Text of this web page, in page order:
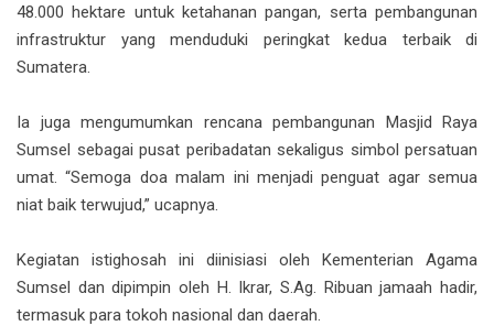
48.000 hektare untuk ketahanan pangan, serta pembangunan
infrastruktur yang menduduki peringkat kedua terbaik di
Sumatera.
Ia juga mengumumkan rencana pembangunan Masjid Raya
Sumsel sebagai pusat peribadatan sekaligus simbol persatuan
umat. “Semoga doa malam ini menjadi penguat agar semua
niat baik terwujud,” ucapnya.
Kegiatan istighosah ini diinisiasi oleh Kementerian Agama
Sumsel dan dipimpin oleh H. Ikrar, S.Ag. Ribuan jamaah hadir,
termasuk para tokoh nasional dan daerah.